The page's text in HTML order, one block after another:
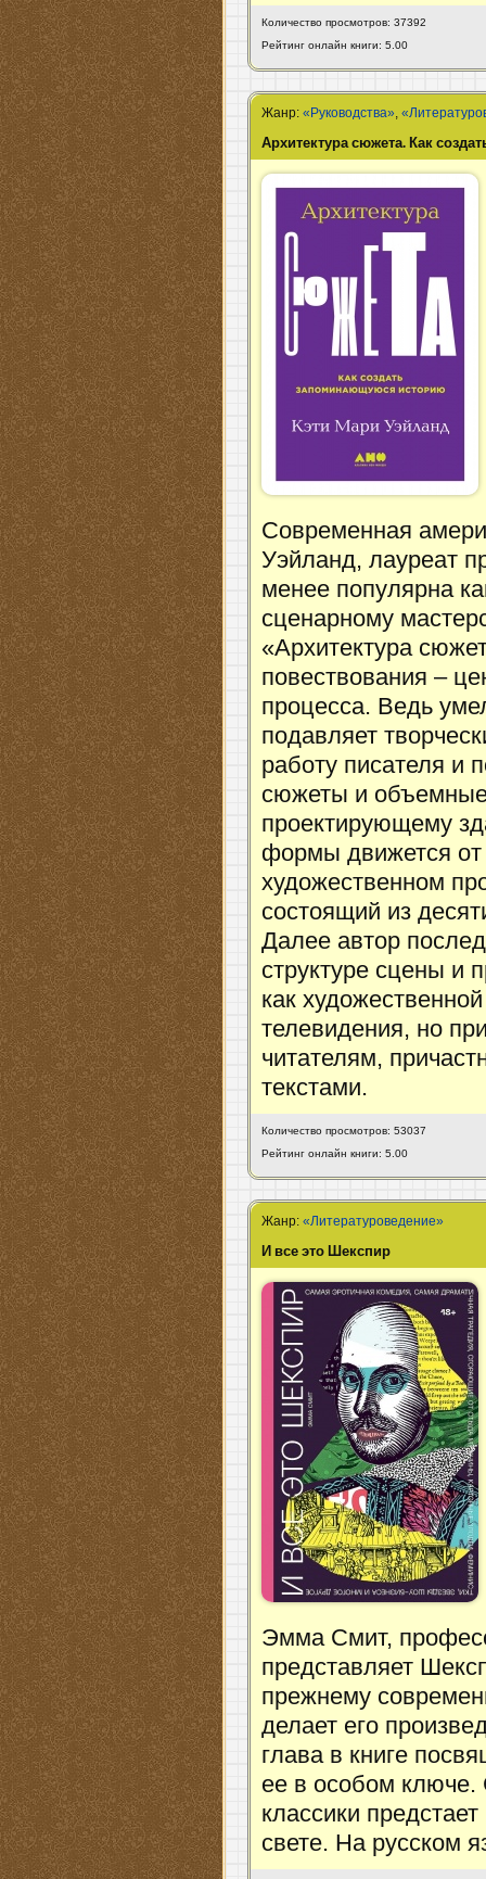
Количество просмотров: 37392
Рейтинг онлайн книги: 5.00
Жанр:«Руководства»,
Архитектура сюжета. Как
Современная
Уэйланд, лауреат
менее популярна
сценарному
«Архитектура
повествования –
процесса. Ведь
подавляет
работу писателя и
сюжеты и объемные
проектирующему
формы движется
художественном
состоящий из
Далее автор
структуре сцены и
как
телевидения, но
читателям,
текстами.
Количество просмотров: 53037
Рейтинг онлайн книги: 5.00
Жанр:«Литературоведение»
И все это Шекспир
Эмма Смит,
представляет
прежнему
делает его
глава в книге
ее в особом ключе.
классики
свете. На русском